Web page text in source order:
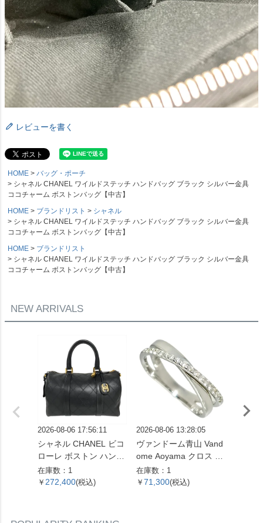
レビューを書く
HOME
バッグ・ポーチ
シャネル CHANEL ワイルドステッチ ハンドバッグ ブラック シルバー金具
ココチャーム ボストンバッグ【中古】
HOME
ブランドリスト
シャネル
シャネル CHANEL ワイルドステッチ ハンドバッグ ブラック シルバー金具
ココチャーム ボストンバッグ【中古】
HOME
ブランドリスト
シャネル CHANEL ワイルドステッチ ハンドバッグ ブラック シルバー金具
ココチャーム ボストンバッグ【中古】
NEW ARRIVALS
2026-08-06 17:56:11
シャネル CHANEL ビコ
ローレ ボストン ハンド
バッグ レザー ブラック
ゴールド金具 ココマー
在庫数：1
￥ 272,400(税込)
2026-08-06 13:28:05
ヴァンドーム青山 Vand
ome Aoyama クロス モ
チーフ リング 指輪 ダイ
ヤモンド 0.16ct 約13号
在庫数：1
￥ 71,300(税込)